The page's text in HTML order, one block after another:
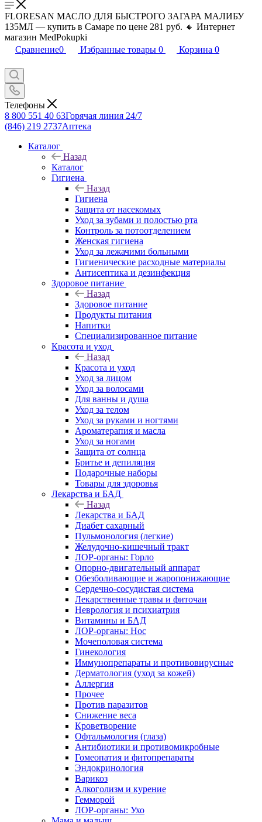
FLORESAN МАСЛО ДЛЯ БЫСТРОГО ЗАГАРА МАЛИБУ
135МЛ — купить в Самаре по цене 281 руб. 🔸 Интернет
магазин MedPokupki
Сравнение0 Избранные товары 0 Корзина 0
Телефоны
8 800 551 40 63Горячая линия 24/7
(846) 219 2737Аптека
Каталог
Назад
Каталог
Гигиена
Назад
Гигиена
Защита от насекомых
Уход за зубами и полостью рта
Контроль за потоотделением
Женская гигиена
Уход за лежачими больными
Гигиенические расходные материалы
Антисептика и дезинфекция
Здоровое питание
Назад
Здоровое питание
Продукты питания
Напитки
Специализированное питание
Красота и уход
Назад
Красота и уход
Уход за лицом
Уход за волосами
Для ванны и душа
Уход за телом
Уход за руками и ногтями
Ароматерапия и масла
Уход за ногами
Защита от солнца
Бритье и депиляция
Подарочные наборы
Товары для здоровья
Лекарства и БАД
Назад
Лекарства и БАД
Диабет сахарный
Пульмонология (легкие)
Желудочно-кишечный тракт
ЛОР-органы: Горло
Опорно-двигательный аппарат
Обезболивающие и жаропонижающие
Сердечно-сосудистая система
Лекарственные травы и фиточаи
Неврология и психиатрия
Витамины и БАД
ЛОР-органы: Нос
Мочеполовая система
Гинекология
Иммунопрепараты и противовирусные
Дерматология (уход за кожей)
Аллергия
Прочее
Против паразитов
Снижение веса
Кроветворение
Офтальмология (глаза)
Антибиотики и противомикробные
Гомеопатия и фитопрепараты
Эндокринология
Варикоз
Алкоголизм и курение
Гемморой
ЛОР-органы: Ухо